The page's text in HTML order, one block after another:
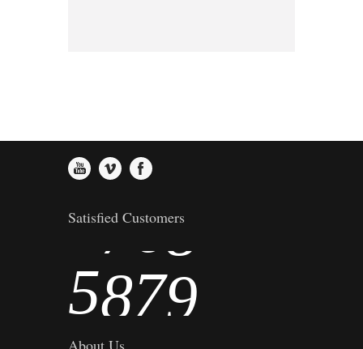
Satisfied Customers
3
4
5
6
7
8
5
6
7
7
8
9
About Us